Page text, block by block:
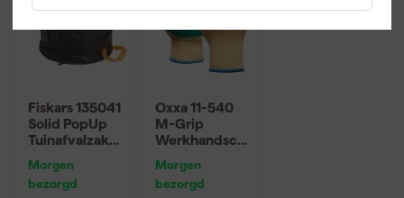
Fiskars 135041
Solid PopUp
Tuinafvalzak -
Morgen
bezorgd
Oxxa 11-540
M-Grip
Werkhandsch
Groen/Geel -
8/M
Morgen
bezorgd